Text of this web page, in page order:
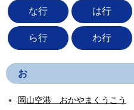
な行 は行
ら行 わ行
お
岡山空港 おかやまくうこう